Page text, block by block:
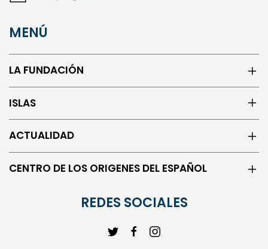
LA FUNDACIÓN
ISLAS
ACTUALIDAD
CENTRO DE LOS ORIGENES DEL ESPAÑOL